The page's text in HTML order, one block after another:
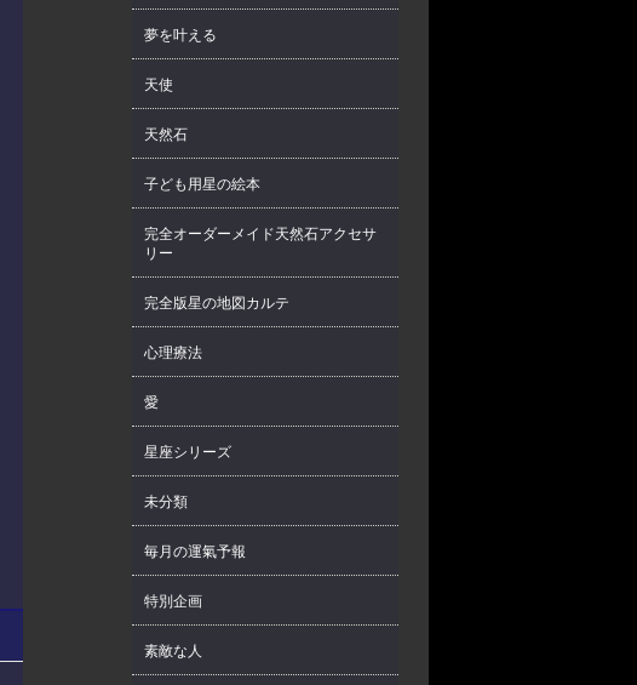
夢を叶える
天使
天然石
子ども用星の絵本
完全オーダーメイド天然石アクセサ
リー
完全版星の地図カルテ
心理療法
愛
星座シリーズ
未分類
毎月の運氣予報
特別企画
素敵な人